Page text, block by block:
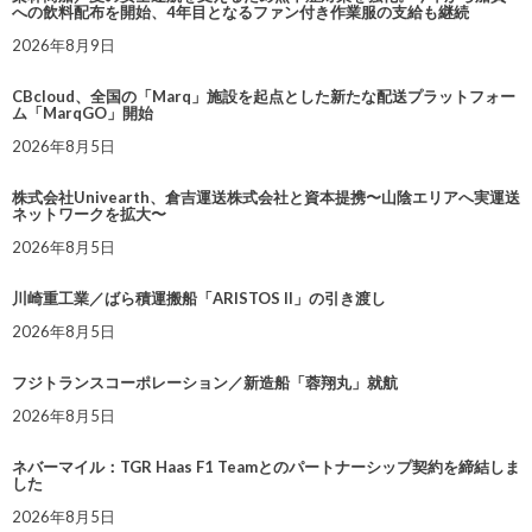
への飲料配布を開始、4年目となるファン付き作業服の支給も継続
2026年8月9日
CBcloud、全国の「Marq」施設を起点とした新たな配送プラットフォー
ム「MarqGO」開始
2026年8月5日
株式会社Univearth、倉吉運送株式会社と資本提携〜山陰エリアへ実運送
ネットワークを拡大〜
2026年8月5日
川崎重工業／ばら積運搬船「ARISTOS II」の引き渡し
2026年8月5日
フジトランスコーポレーション／新造船「蓉翔丸」就航
2026年8月5日
ネバーマイル：TGR Haas F1 Teamとのパートナーシップ契約を締結しま
した
2026年8月5日